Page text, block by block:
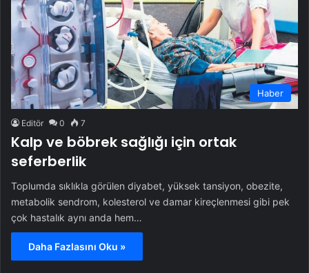
Haber
Editör 0 7
Kalp ve böbrek sağlığı için ortak
seferberlik
Toplumda sıklıkla görülen diyabet, yüksek tansiyon, obezite,
metabolik sendrom, kolesterol ve damar kireçlenmesi gibi pek
çok hastalık aynı anda hem…
Daha Fazlasını Oku »